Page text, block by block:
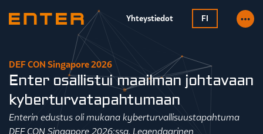
Yhteystiedot FI
DEF CON Singapore 2026
Enter osallistui maailman johtavaan
kyberturvatapahtumaan
Enterin edustus oli mukana kyberturvallisuustapahtuma
DEF CON Singapore 2026:ssa. Legendaarinen